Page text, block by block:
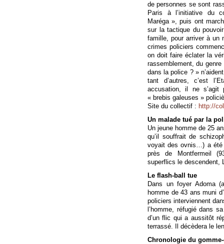
de personnes se sont
Paris à l’initiative du
Maréga », puis ont
sur la tactique du
famille, pour arriver à un
crimes policiers
on doit faire éclater la
rassemblement, du
dans la police ? »
tant d’autres, c’est
accusation, il ne
« brebis galeuses »
Site du collectif : http://
Un malade tué par la
Un jeune homme de 25
qu’il souffrait de
voyait des ovnis…) a été
près de Montfermeil
superflics le descendent,
Le flash-ball tue
Dans un foyer Adoma
homme de 43 ans muni
policiers interviennent
l’homme, réfugié dans
d’un flic qui a aussitôt
terrassé. Il décèdera le
Chronologie du